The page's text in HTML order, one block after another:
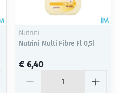
Nutrini
Nutrini Multi Fibre Fl 0,5l
€ 6,40